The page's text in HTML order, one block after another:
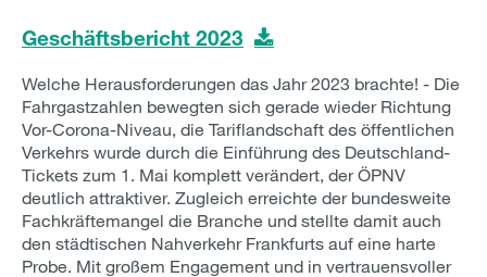
Geschäftsbericht 2023
Welche Herausforderungen das Jahr 2023 brachte! - Die
Fahrgastzahlen bewegten sich gerade wieder Richtung
Vor-Corona-Niveau, die Tariflandschaft des öffentlichen
Verkehrs wurde durch die Einführung des Deutschland-
Tickets zum 1. Mai komplett verändert, der ÖPNV
deutlich attraktiver. Zugleich erreichte der bundesweite
Fachkräftemangel die Branche und stellte damit auch
den städtischen Nahverkehr Frankfurts auf eine harte
Probe. Mit großem Engagement und in vertrauensvoller